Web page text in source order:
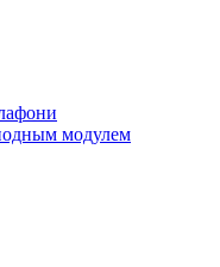
модулем